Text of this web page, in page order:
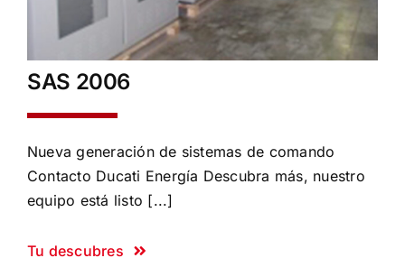
SAS 2006
Nueva generación de sistemas de comando
Contacto Ducati Energía Descubra más, nuestro
equipo está listo [...]
Tu descubres